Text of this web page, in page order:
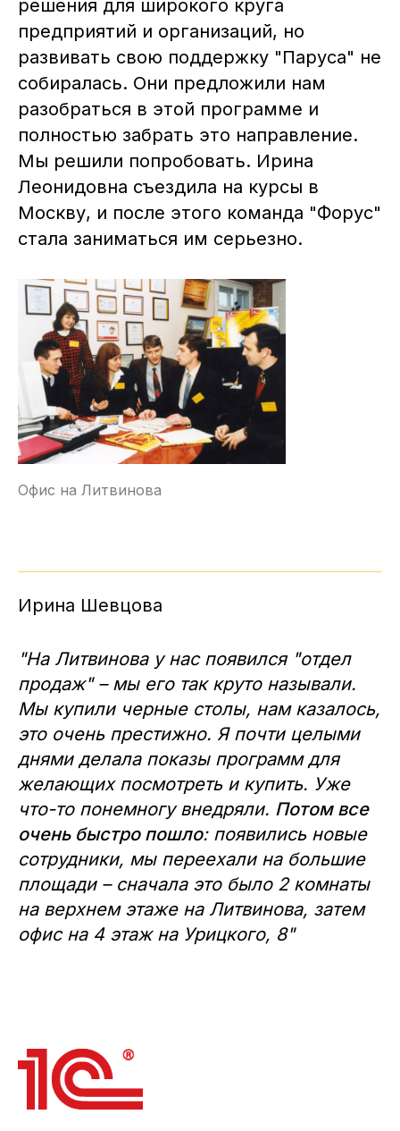
решения для широкого круга
предприятий и организаций, но
развивать свою поддержку "Паруса" не
собиралась. Они предложили нам
разобраться в этой программе и
полностью забрать это направление.
Мы решили попробовать. Ирина
Леонидовна съездила на курсы в
Москву, и после этого команда "Форус"
стала заниматься им серьезно.
Офис на Литвинова
Ирина Шевцова
"На Литвинова у нас появился "отдел
продаж" – мы его так круто называли.
Мы купили черные столы, нам казалось,
это очень престижно. Я почти целыми
днями делала показы программ для
желающих посмотреть и купить. Уже
что-то понемногу внедряли. Потом все
очень быстро пошло: появились новые
сотрудники, мы переехали на большие
площади – сначала это было 2 комнаты
на верхнем этаже на Литвинова, затем
офис на 4 этаж на Урицкого, 8"